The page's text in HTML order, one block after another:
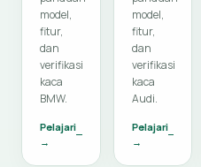
model,
fitur,
dan
verifikasi
kaca
BMW.
Pelajari
→
model,
fitur,
dan
verifikasi
kaca
Audi.
Pelajari
→